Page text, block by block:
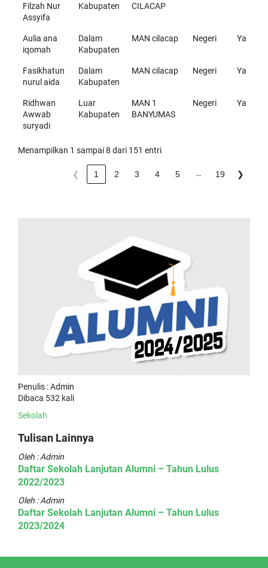
Filzah Nur
Assyifa
Kabupaten
CILACAP
Aulia ana
iqomah
Dalam
Kabupaten
MAN cilacap Negeri Ya
Fasikhatun
nurul aida
Dalam
Kabupaten
MAN cilacap Negeri Ya
Ridhwan
Awwab
suryadi
Luar
Kabupaten
MAN 1
BANYUMAS
Negeri Ya
Menampilkan 1 sampai 8 dari 151 entri
❮ 1 2 3 4 5 … 19 ❯
Penulis : Admin
Dibaca 532 kali
Sekolah
Tulisan Lainnya
Oleh : Admin
Daftar Sekolah Lanjutan Alumni – Tahun Lulus
2022/2023
Oleh : Admin
Daftar Sekolah Lanjutan Alumni – Tahun Lulus
2023/2024